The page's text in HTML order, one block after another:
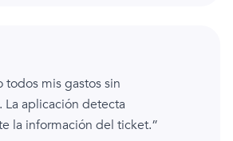
todos mis gastos sin
aplicación detecta
la información del ticket.”